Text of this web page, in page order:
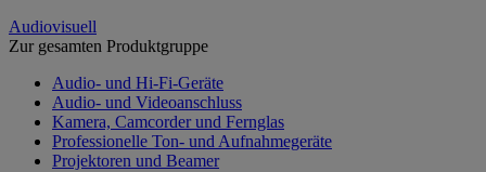
Audiovisuell
Zur gesamten Produktgruppe
Audio- und Hi-Fi-Geräte
Audio- und Videoanschluss
Kamera, Camcorder und Fernglas
Professionelle Ton- und Aufnahmegeräte
Projektoren und Beamer